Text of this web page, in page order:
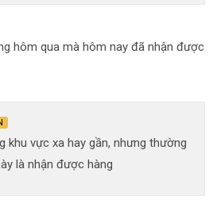
hôm qua mà hôm nay đã nhận được
khu vực xa hay gần, nhưng thường
là nhận được hàng